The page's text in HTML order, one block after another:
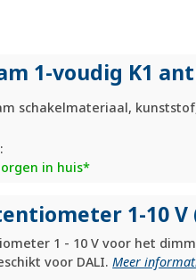
1-voudig K1
schakelmateriaal,
in huis*
1-10 V
1 - 10 V voor het
voor DALI.Meer